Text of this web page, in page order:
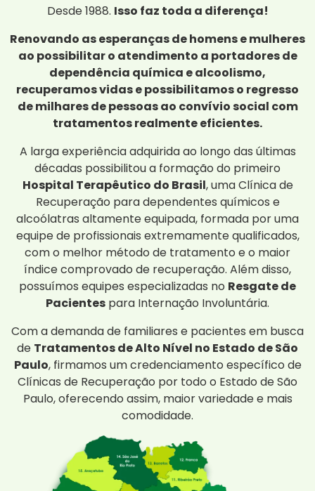
Desde 1988. Isso faz toda a diferença!
Renovando as esperanças de homens e mulheres
ao possibilitar o atendimento a portadores de
dependência química e alcoolismo,
recuperamos vidas e possibilitamos o regresso
de milhares de pessoas ao convívio social com
tratamentos realmente eficientes.
A larga experiência adquirida ao longo das últimas
décadas possibilitou a formação do primeiro
Hospital Terapêutico do Brasil, uma Clínica de
Recuperação para dependentes químicos e
alcoólatras altamente equipada, formada por uma
equipe de profissionais extremamente qualificados,
com o melhor método de tratamento e o maior
índice comprovado de recuperação. Além disso,
possuímos equipes especializadas no Resgate de
Pacientes para Internação Involuntária.
Com a demanda de familiares e pacientes em busca
de Tratamentos de Alto Nível no Estado de São
Paulo, firmamos um credenciamento específico de
Clínicas de Recuperação por todo o Estado de São
Paulo, oferecendo assim, maior variedade e mais
comodidade.